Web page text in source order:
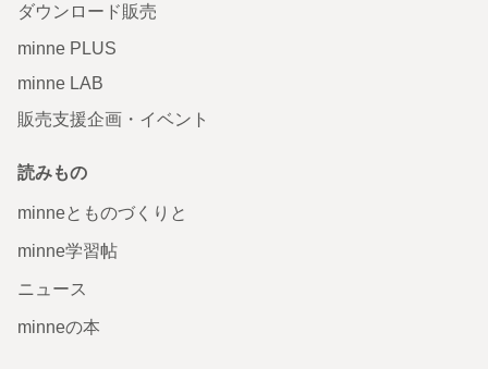
ダウンロード販売
minne PLUS
minne LAB
販売支援企画・イベント
読みもの
minneとものづくりと
minne学習帖
ニュース
minneの本